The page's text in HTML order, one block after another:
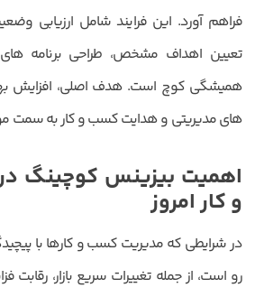
فراهم آورد. این فرایند شامل ارزیابی
تعیین اهداف مشخص، طراحی برنامه های
همیشگی کوچ است. هدف اصلی، افزایش
های مدیریتی و هدایت کسب و کار به سمت
اهمیت بیزینس کوچینگ
و کار امروز
در شرایطی که مدیریت کسب و کارها با
رو است، از جمله تغییرات سریع بازار، رقابت